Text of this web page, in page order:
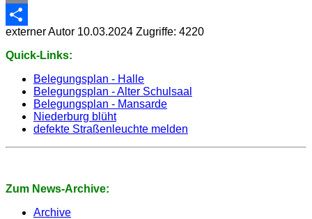
Email
Share
externer Autor 10.03.2024 Zugriffe: 4220
Quick-Links:
Belegungsplan - Halle
Belegungsplan - Alter Schulsaal
Belegungsplan - Mansarde
Niederburg blüht
defekte Straßenleuchte melden
Zum News-Archive:
Archive